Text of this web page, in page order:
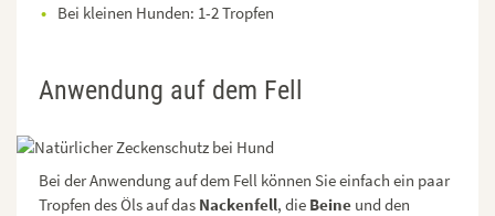
Bei kleinen Hunden: 1-2 Tropfen
Anwendung auf dem Fell
Bei der Anwendung auf dem Fell können Sie einfach ein paar
Tropfen des Öls auf das Nackenfell, die Beine und den